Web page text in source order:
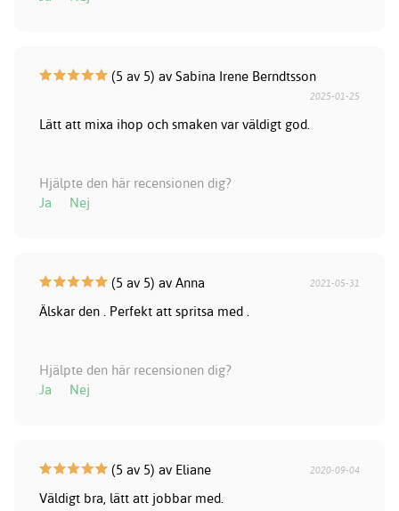
(5 av 5) av Sabina Irene Berndtsson
2025-01-25
Lätt att mixa ihop och smaken var väldigt god.
Hjälpte den här recensionen dig?
Ja
Nej
(5 av 5) av Anna 2021-05-31
Älskar den . Perfekt att spritsa med .
Hjälpte den här recensionen dig?
Ja
Nej
(5 av 5) av Eliane 2020-09-04
Väldigt bra, lätt att jobbar med.